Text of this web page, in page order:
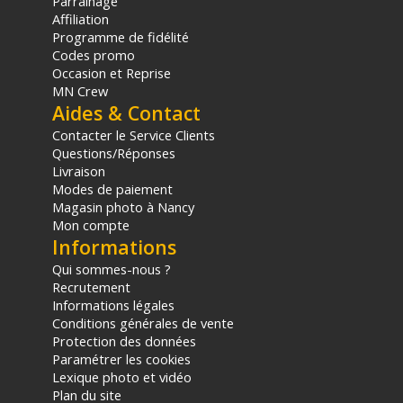
Caractéristiques des jumelles Pentax Papilio III 8.5x21
WR Noir :
Marque : Pentax
Modèle : Papilio III 8.5x21 WR
Couleur : Noir
Grossissement : 8.5x
Diamètre de l'objectif : 21 mm
Champ de vision réel : 6.0°
Champ de vision à 1000 m : 105 m
Champ de vision à 1000 yards : 315 ft.
Pupille de sortie : 2.5 mm
Dégagement oculaire : 15 mm
Luminosité relative : 6,3
Distance minimale de mise au point : Approx. 0.5 m
Hauteur : 116 mm
Largeur : 110 mm
Épaisseur : 55 mm
Poids : Approx. 295 g
CONTENU DU CARTON
1x Jumelles Pentax Papilio III 8.5x21 WR Noir
Affiliation
Programme de fidélité
Codes promo
Occasion et Reprise
MN Crew
Aides & Contact
Contacter le Service Clients
Questions/Réponses
Livraison
Modes de paiement
Magasin photo à Nancy
Mon compte
Informations
Qui sommes-nous ?
Recrutement
Informations légales
Conditions générales de vente
Protection des données
Paramétrer les cookies
Lexique photo et vidéo
Plan du site